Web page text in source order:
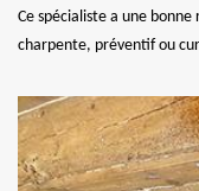
Ce spécialiste a une
charpente, préventif ou